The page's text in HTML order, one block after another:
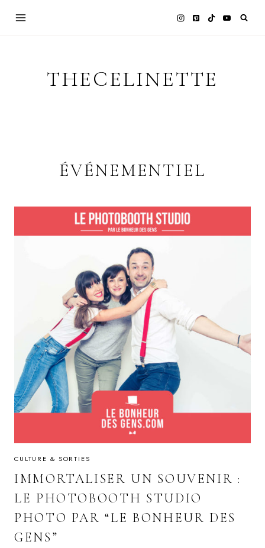
THECELINETTE
ÉVÉNEMENTIEL
CULTURE & SORTIES
IMMORTALISER UN SOUVENIR :
LE PHOTOBOOTH STUDIO
PHOTO PAR “LE BONHEUR DES
GENS”